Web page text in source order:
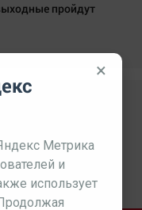
пройдут
×
Метрика
и
использует